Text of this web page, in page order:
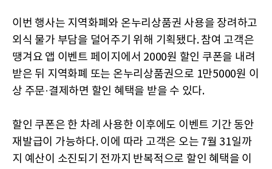
이번 행사는 지역화폐와 온누리상품권 사용을 장려하고
외식 물가 부담을 덜어주기 위해 기획됐다. 참여 고객은
땡겨요 앱 이벤트 페이지에서 2000원 할인 쿠폰을 내려
받은 뒤 지역화폐 또는 온누리상품권으로 1만5000원 이
상 주문·결제하면 할인 혜택을 받을 수 있다.
할인 쿠폰은 한 차례 사용한 이후에도 이벤트 기간 동안
재발급이 가능하다. 이에 따라 고객은 오는 7월 31일까
지 예산이 소진되기 전까지 반복적으로 할인 혜택을 이